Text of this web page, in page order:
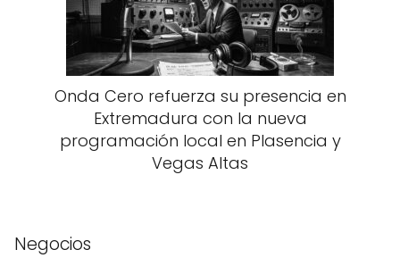
Onda Cero refuerza su presencia en
Extremadura con la nueva
programación local en Plasencia y
Vegas Altas
Negocios